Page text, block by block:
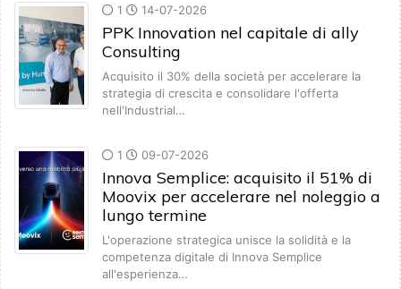
1 14-07-2026
PPK Innovation nel capitale di ally
Consulting
Acquisito il 30% della società per accelerare la
strategia di crescita e consolidare l'offerta
nell'Industrial…
1 09-07-2026
Innova Semplice: acquisito il 51% di
Moovix per accelerare nel noleggio a
lungo termine
L'operazione strategica unisce la solidità e la
competenza digitale di Innova Semplice
all'esperienza…